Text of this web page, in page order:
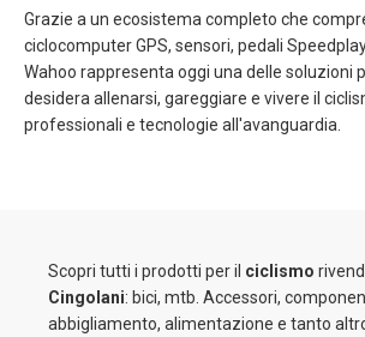
Grazie a un ecosistema completo che
ciclocomputer GPS, sensori, pedali
Wahoo rappresenta oggi una delle soluzioni
desidera allenarsi, gareggiare e vivere il
professionali e tecnologie all'avanguardia.
Scopri tutti i prodotti per il ciclismo
Cingolani: bici, mtb. Accessori,
abbigliamento, alimentazione e tanto